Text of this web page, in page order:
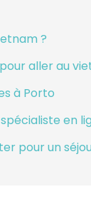
?
aller au
à Porto
en
pour un